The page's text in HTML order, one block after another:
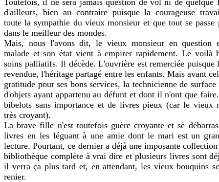
d'ailleurs, bien au contraire puisque la courageuse
toute la sympathie du vieux monsieur et que tout se
dans le meilleur des mondes.
Mais, nous l'avons dit, le vieux monsieur en question
malade et son état vient à empirer rapidement. Le voilà
soins palliatifs. Il décède. L'ouvrière est remerciée puisque
revendue, l'héritage partagé entre les enfants. Mais avant
gratitude pour ses bons services, la technicienne de
d'objets ayant appartenu au défunt et dont il n'ont que
bibelots sans importance et de livres pieux (car le vieux
très croyant).
La brave fille n'est toutefois guère croyante et se
livres en les léguant à une amie dont le mari est un
lecture. Pourtant, ce dernier a déjà une imposante
bibliothèque complète à vrai dire et plusieurs livres sont
il verra ça plus tard et, en attendant, les vieux bouquins
renier.